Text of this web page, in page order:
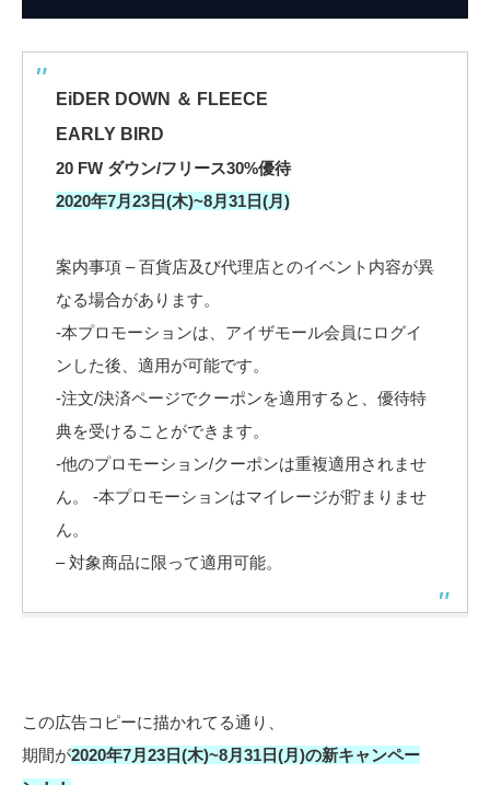
EiDER DOWN ＆ FLEECE
EARLY BIRD
20 FW ダウン/フリース30%優待
2020年7月23日(木)~8月31日(月)
案内事項 – 百貨店及び代理店とのイベント内容が異
なる場合があります。
-本プロモーションは、アイザモール会員にログイ
ンした後、適用が可能です。
-注文/決済ページでクーポンを適用すると、優待特
典を受けることができます。
-他のプロモーション/クーポンは重複適用されませ
ん。 -本プロモーションはマイレージが貯まりませ
ん。
– 対象商品に限って適用可能。
この広告コピーに描かれてる通り、
期間が2020年7月23日(木)~8月31日(月)の新キャンペー